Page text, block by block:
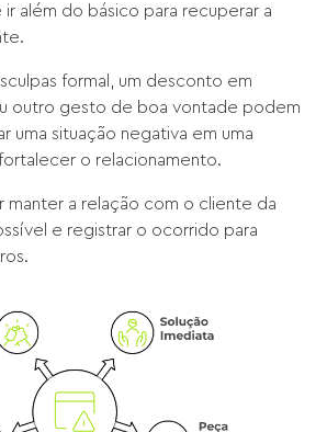
ir além do básico para recuperar a
formal, um desconto em
outro gesto de boa vontade podem
uma situação negativa em uma
o relacionamento.
manter a relação com o cliente da
e registrar o ocorrido para